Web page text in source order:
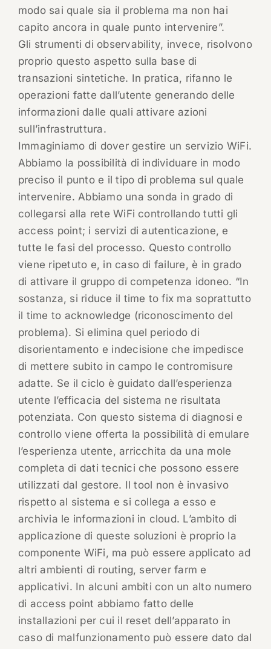
modo sai quale sia il problema ma non hai
capito ancora in quale punto intervenire”.
Gli strumenti di observability, invece, risolvono
proprio questo aspetto sulla base di
transazioni sintetiche. In pratica, rifanno le
operazioni fatte dall’utente generando delle
informazioni dalle quali attivare azioni
sull’infrastruttura.
Immaginiamo di dover gestire un servizio WiFi.
Abbiamo la possibilità di individuare in modo
preciso il punto e il tipo di problema sul quale
intervenire. Abbiamo una sonda in grado di
collegarsi alla rete WiFi controllando tutti gli
access point; i servizi di autenticazione, e
tutte le fasi del processo. Questo controllo
viene ripetuto e, in caso di failure, è in grado
di attivare il gruppo di competenza idoneo. “In
sostanza, si riduce il time to fix ma soprattutto
il time to acknowledge (riconoscimento del
problema). Si elimina quel periodo di
disorientamento e indecisione che impedisce
di mettere subito in campo le contromisure
adatte. Se il ciclo è guidato dall’esperienza
utente l’efficacia del sistema ne risultata
potenziata. Con questo sistema di diagnosi e
controllo viene offerta la possibilità di emulare
l’esperienza utente, arricchita da una mole
completa di dati tecnici che possono essere
utilizzati dal gestore. Il tool non è invasivo
rispetto al sistema e si collega a esso e
archivia le informazioni in cloud. L’ambito di
applicazione di queste soluzioni è proprio la
componente WiFi, ma può essere applicato ad
altri ambienti di routing, server farm e
applicativi. In alcuni ambiti con un alto numero
di access point abbiamo fatto delle
installazioni per cui il reset dell’apparato in
caso di malfunzionamento può essere dato dal